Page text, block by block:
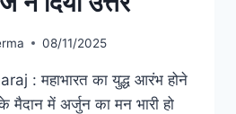
08/11/2025
: महाभारत का युद्ध आरंभ होने
में अर्जुन का मन भारी हो